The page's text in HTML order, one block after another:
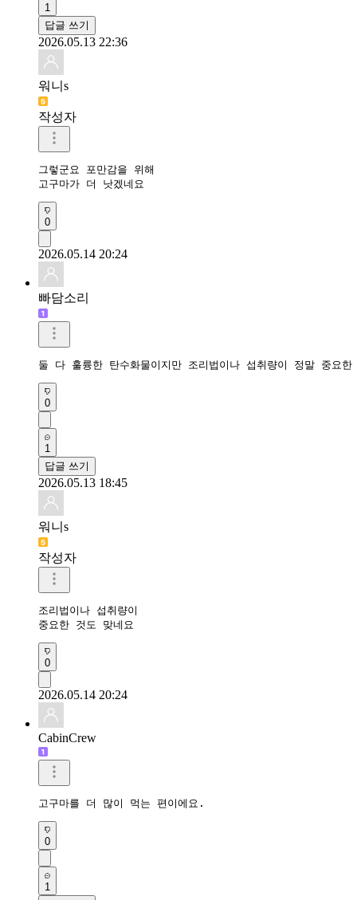
1
답글 쓰기
2026.05.13 22:36
워니s
작성자
그렇군요 포만감을 위해
고구마가 더 낫겠네요
0
2026.05.14 20:24
빠담소리
둘 다 훌륭한 탄수화물이지만 조리법이나 섭취량이 정말 중
0
1
답글 쓰기
2026.05.13 18:45
워니s
작성자
조리법이나 섭취량이
중요한 것도 맞네요
0
2026.05.14 20:24
CabinCrew
고구마를 더 많이 먹는 편이에요.
0
1